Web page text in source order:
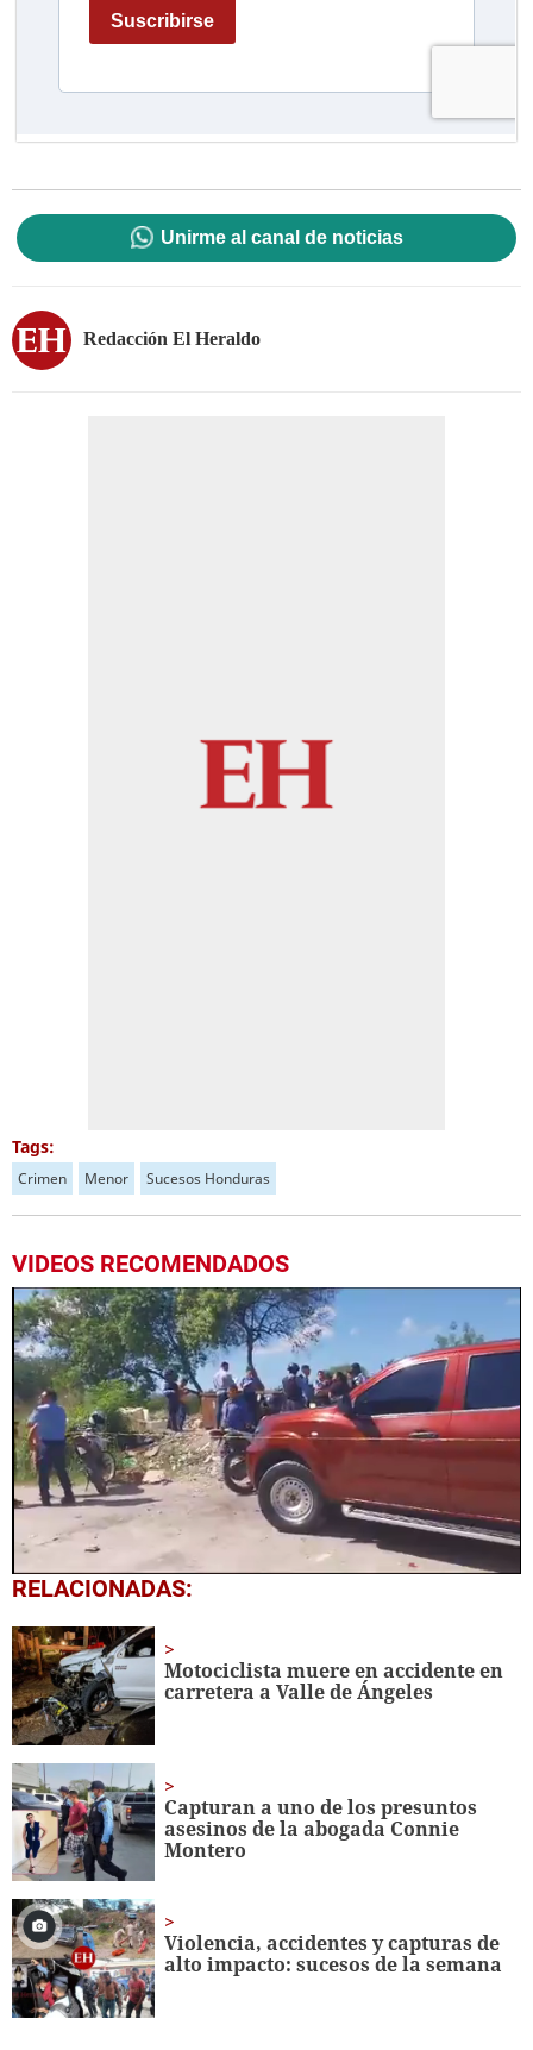
Unirme al canal de noticias
Redacción El Heraldo
Tags:
Crimen Menor Sucesos Honduras
VIDEOS RECOMENDADOS
0
seconds
1
minute,
35
seconds
RELACIONADAS:
Motociclista muere en accidente en
carretera a Valle de Ángeles
Capturan a uno de los presuntos
asesinos de la abogada Connie
Montero
Violencia, accidentes y capturas de
alto impacto: sucesos de la semana